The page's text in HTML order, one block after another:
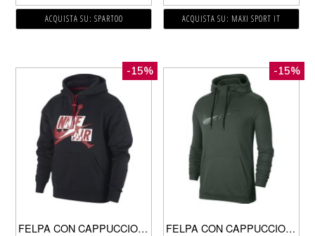
ACQUISTA SU: SPARTOO ACQUISTA SU: MAXI SPORT IT
-15%
FELPA CON CAPPUCCIO JUMPMAN CLASSICS
-15%
FELPA CON CAPPUCCIO DRI-FIT SWOOSH